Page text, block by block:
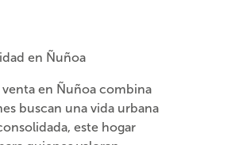
en Ñuñoa
en Ñuñoa combina
buscan una vida urbana
este hogar